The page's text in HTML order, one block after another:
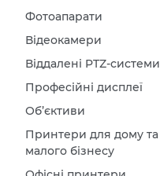
Фотоапарати
Відеокамери
Віддалені PTZ-системи
Професійні дисплеї
Об’єктиви
Принтери для дому та
малого бізнесу